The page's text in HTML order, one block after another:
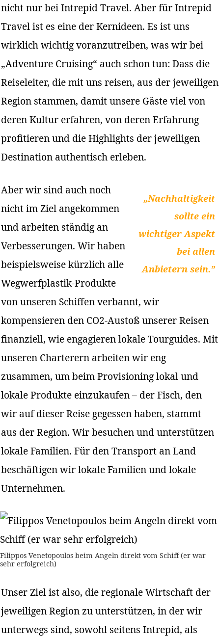
nicht nur bei Intrepid Travel. Aber für Intrepid
Travel ist es eine der Kernideen. Es ist uns
wirklich wichtig voranzutreiben, was wir bei
„Adventure Cruising“ auch schon tun: Dass die
Reiseleiter, die mit uns reisen, aus der jeweiligen
Region stammen, damit unsere Gäste viel von
deren Kultur erfahren, von deren Erfahrung
profitieren und die Highlights der jeweiligen
Destination authentisch erleben.
„Nachhaltigkeit
sollte ein
wichtiger Aspekt
bei allen
Anbietern sein.”
Aber wir sind auch noch
nicht im Ziel angekommen
und arbeiten ständig an
Verbesserungen. Wir haben
beispielsweise kürzlich alle
Wegwerfplastik-Produkte
von unseren Schiffen verbannt, wir
kompensieren den CO2-Austoß unserer Reisen
finanziell, wie engagieren lokale Tourguides. Mit
unseren Charterern arbeiten wir eng
zusammen, um beim Provisioning lokal und
lokale Produkte einzukaufen – der Fisch, den
wir auf dieser Reise gegessen haben, stammt
aus der Region. Wir besuchen und unterstützen
lokale Familien. Für den Transport an Land
beschäftigen wir lokale Familien und lokale
Unternehmen.
Filippos Venetopoulos beim Angeln direkt vom Schiff (er war
sehr erfolgreich)
Unser Ziel ist also, die regionale Wirtschaft der
jeweiligen Region zu unterstützen, in der wir
unterwegs sind, sowohl seitens Intrepid, als